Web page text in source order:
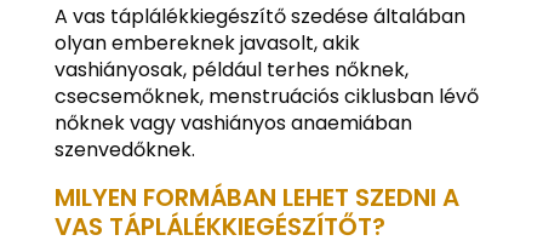
A vas táplálékkiegészítő szedése általában
olyan embereknek javasolt, akik
vashiányosak, például terhes nőknek,
csecsemőknek, menstruációs ciklusban lévő
nőknek vagy vashiányos anaemiában
szenvedőknek.
MILYEN FORMÁBAN LEHET SZEDNI A
VAS TÁPLÁLÉKKIEGÉSZÍTŐT?